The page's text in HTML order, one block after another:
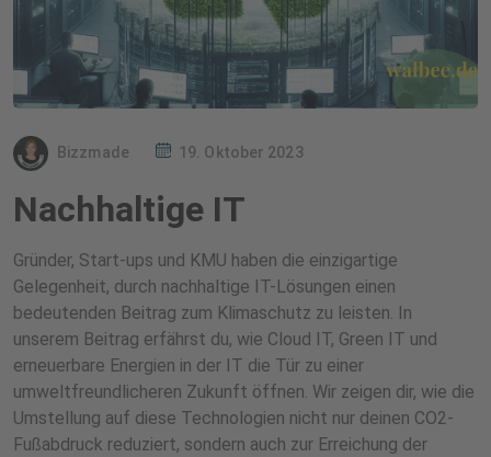
Bizzmade 19. Oktober 2023
Nachhaltige IT
Gründer, Start-ups und KMU haben die einzigartige
Gelegenheit, durch nachhaltige IT-Lösungen einen
bedeutenden Beitrag zum Klimaschutz zu leisten. In
unserem Beitrag erfährst du, wie Cloud IT, Green IT und
erneuerbare Energien in der IT die Tür zu einer
umweltfreundlicheren Zukunft öffnen. Wir zeigen dir, wie die
Umstellung auf diese Technologien nicht nur deinen CO2-
Fußabdruck reduziert, sondern auch zur Erreichung der